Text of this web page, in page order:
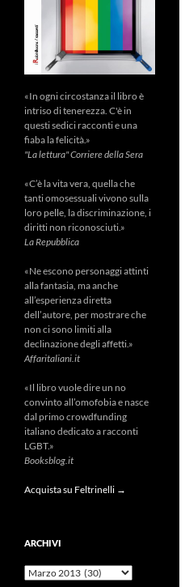
«In ogni circostanza il libro è
intriso di tenerezza. C'è in
questi sedici racconti e una
fiaba la felicità.»
"La lettura" Corriere della Sera
«C’è la vita vera, quella che
tanti omosessuali vivono sulla
loro pelle, la discriminazione, i
diritti non riconosciuti.»
La Repubblica
«Ne escono personaggi attinti
alla fantasia, ma anche
all’esperienza diretta
dell’autore, per mostrare che
non ci sono limiti alla
declinazione degli affetti.»
Affaritaliani.it
«Il libro vuole dire un no
convinto all’omofobia e nasce
dal primo crowdfunding
italiano dedicato a racconti
LGBT.»
Booksblog.it
Acquista su Feltrinelli →
ARCHIVI
Archivi